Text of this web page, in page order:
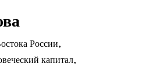
России,
капитал,